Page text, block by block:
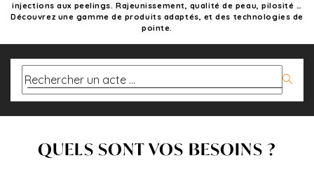
injections aux peelings. Rajeunissement, qualité de peau, pilosité …
Découvrez une gamme de produits adaptés, et des technologies de
pointe.
QUELS SONT VOS BESOINS ?